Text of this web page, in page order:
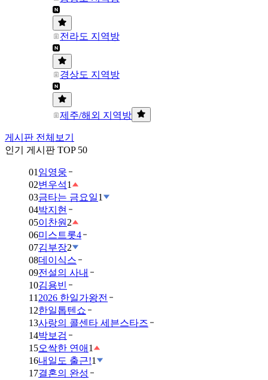
전라도 지역방
경상도 지역방
제주/해외 지역방
게시판 전체보기
인기 게시판 TOP 50
01 임영웅
02변우석1
03금타는 금요일1
04박지현
05이찬원 2
06미스트롯4
07김부장2
08데이식스
09전설의 사내
10김용빈
11 2026 한일가왕전
12한일톱텐쇼
13사랑의 콜센타 세븐스타즈
14박보검
15오싹한 연애 1
16내일도 출근!1
17결혼의 완성